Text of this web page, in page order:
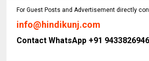
For Guest Posts and Advertisement directly
info@hindikunj.com
Contact WhatsApp +91 9433826946